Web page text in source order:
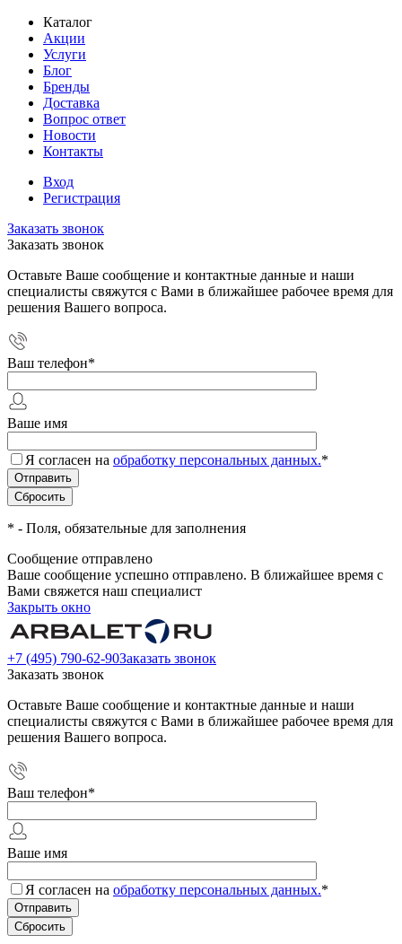
Каталог
Акции
Услуги
Блог
Бренды
Доставка
Вопрос ответ
Новости
Контакты
Вход
Регистрация
Заказать звонок
Заказать звонок
Оставьте Ваше сообщение и контактные данные и наши
специалисты свяжутся с Вами в ближайшее рабочее время для
решения Вашего вопроса.
Ваш телефон*
Ваше имя
Я согласен на обработку персональных данных.*
* - Поля, обязательные для заполнения
Сообщение отправлено
Ваше сообщение успешно отправлено. В ближайшее время с
Вами свяжется наш специалист
Закрыть окно
+7 (495) 790-62-90Заказать звонок
Заказать звонок
Оставьте Ваше сообщение и контактные данные и наши
специалисты свяжутся с Вами в ближайшее рабочее время для
решения Вашего вопроса.
Ваш телефон*
Ваше имя
Я согласен на обработку персональных данных.*